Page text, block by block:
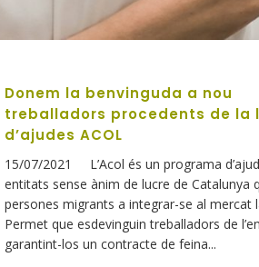
Donem la benvinguda a nou
treballadors procedents de la
d’ajudes ACOL
15/07/2021 L’Acol és un programa
entitats sense ànim de lucre de Catalunya
persones migrants a integrar-se al mercat
Permet que esdevinguin treballadors de
garantint-los un contracte de feina...